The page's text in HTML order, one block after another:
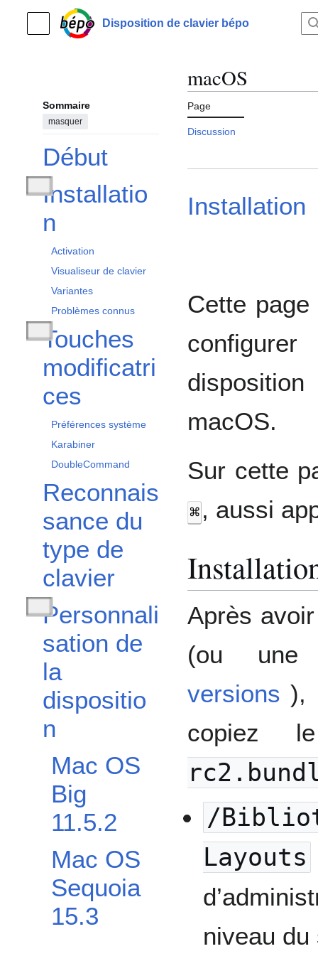
contenu
Menu principalDisposition de clavier bépo
Sommaire
masquer
Début
Installatio
n
Afficher / masquer la sous-section Installation
Activation
Visualiseur de clavier
Variantes
Problèmes connus
Touches
modificatri
ces
Afficher / masquer la sous-section Touches modificatrices
Préférences système
Karabiner
DoubleCommand
Reconnais
sance du
type de
clavier
Personnali
sation de
la
dispositio
n
Afficher / masquer la sous-section Personnalisation de la disposition
Mac OS
Big
11.5.2
Mac OS
Sequoia
15.3
macOS
Page
Discussion
Installation
Cette
macOS.
Sur cette
⌘ , aussi
Après
(ou
versions ),
copiez
/
Layouts
niveau